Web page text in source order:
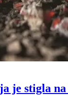
je stigla na